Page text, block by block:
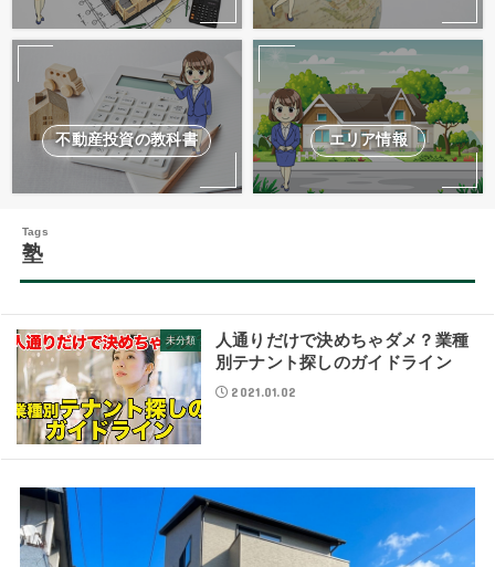
不動産投資の教科書 エリア情報
塾
未分類
人通りだけで決めちゃダメ？業種
別テナント探しのガイドライン
2021.01.02